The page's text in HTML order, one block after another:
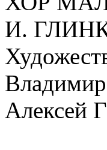
И.
Алексей